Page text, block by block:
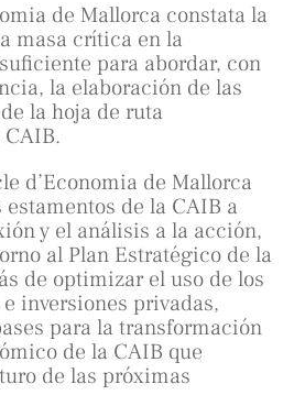
de Mallorca constata la
masa crítica en la
para abordar, con
la elaboración de las
la hoja de ruta
d’Economia de Mallorca
de la CAIB a
y el análisis a la acción,
al Plan Estratégico de la
de optimizar el uso de los
inversiones privadas,
para la transformación
de la CAIB que
de las próximas